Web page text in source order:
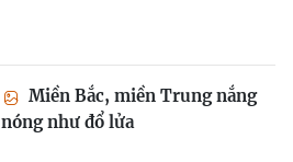
Miền Bắc, miền Trung nắng
nóng như đổ lửa